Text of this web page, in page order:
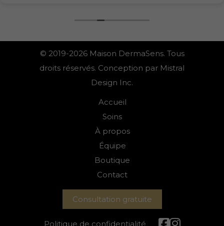
© 2019-2026 Maison DermaSens. Tous
droits réservés. Conception par Mistral
Design Inc.
Accueil
Soins
À propos
Équipe
Boutique
Contact
Consultation gratuite
Politique de confidentialité